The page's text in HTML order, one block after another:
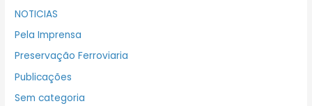
NOTICIAS
Pela Imprensa
Preservação Ferroviaria
Publicações
Sem categoria